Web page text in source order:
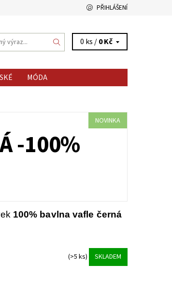
PŘIHLÁŠENÍ
0 ks /0 Kč
MÓDA
NOVINKA
-100%
100% bavlna vafle černá
(>5 ks) SKLADEM